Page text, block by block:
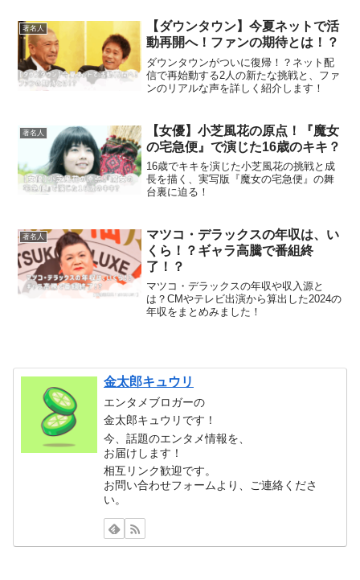
著名人
【ダウンタウン】今夏ネットで活
動再開へ！ファンの期待とは！？
ダウンタウンがついに復帰！？ネット配
信で再始動する2人の新たな挑戦と、ファ
ンのリアルな声を詳しく紹介します！
著名人
【女優】小芝風花の原点！『魔女
の宅急便』で演じた16歳のキキ？
16歳でキキを演じた小芝風花の挑戦と成
長を描く、実写版『魔女の宅急便』の舞
台裏に迫る！
著名人
マツコ・デラックスの年収は、い
くら！？ギャラ高騰で番組終
了！？
マツコ・デラックスの年収や収入源と
は？CMやテレビ出演から算出した2024の
年収をまとめみました！
金太郎キュウリ
エンタメブロガーの
金太郎キュウリです！
今、話題のエンタメ情報を、
お届けします！
相互リンク歓迎です。
お問い合わせフォームより、ご連絡くださ
い。